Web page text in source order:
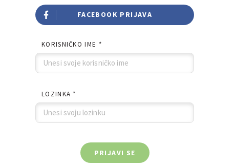
FACEBOOK PRIJAVA
KORISNIČKO IME *
LOZINKA *
PRIJAVI SE